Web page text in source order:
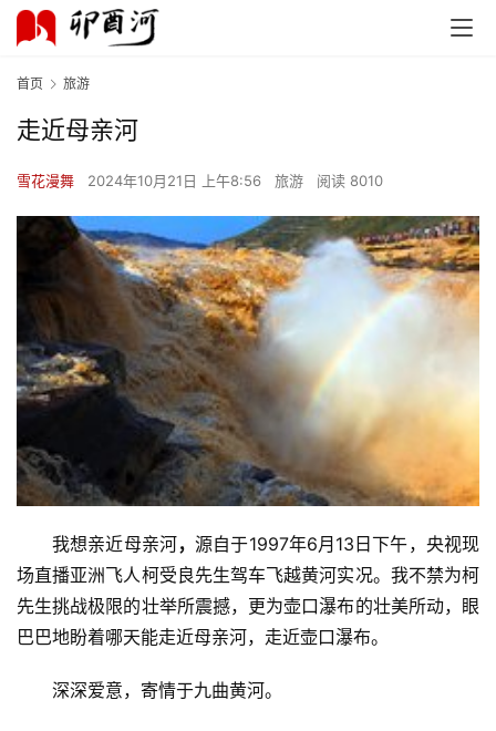
首页 旅游
走近母亲河
雪花漫舞 2024年10月21日 上午8:56 旅游 阅读 8010
我想亲近母亲河，源自于1997年6月13日下午，央视现
场直播亚洲飞人柯受良先生驾车飞越黄河实况。我不禁为柯
先生挑战极限的壮举所震撼，更为壶口瀑布的壮美所动，眼
巴巴地盼着哪天能走近母亲河，走近壶口瀑布。
深深爱意，寄情于九曲黄河。